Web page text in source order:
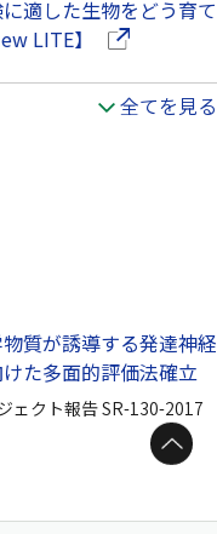
適した生物をどう育て
LITE】
（別ウイン
全てを見る
質が誘導する発達神経
た多面的評価法確立
ェクト報告 SR-130-2017
ページトップへ